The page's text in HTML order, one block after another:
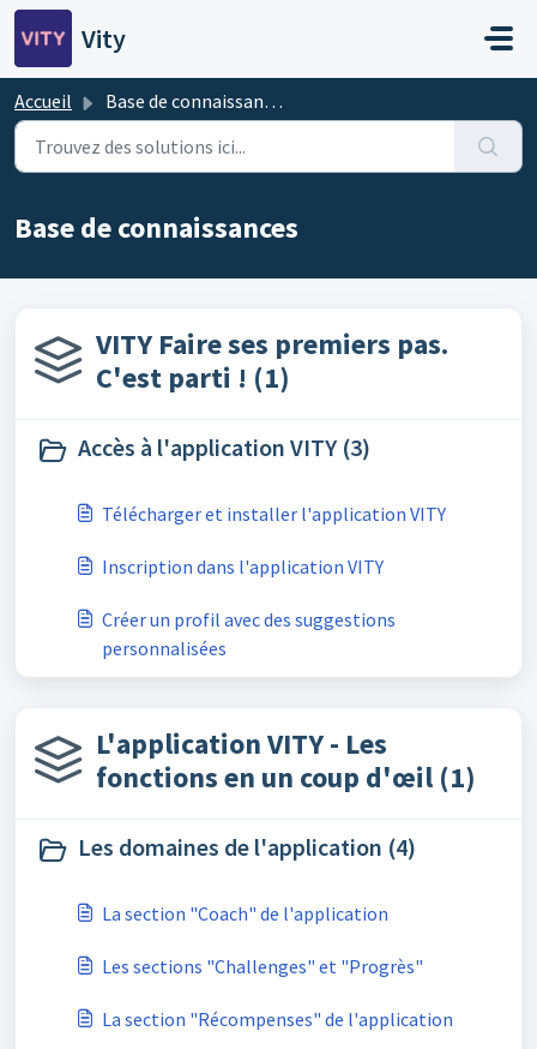
Passer au contenu principal
Vity
Accueil Base de connaissances
Base de connaissances
VITY Faire ses premiers pas.
C'est parti ! (1)
Accès à l'application VITY (3)
Télécharger et installer l'application VITY
​Inscription dans l'application VITY
Créer un profil avec des suggestions
personnalisées
L'application VITY - Les
fonctions en un coup d'œil (1)
Les domaines de l'application (4)
La section "Coach" de l'application
Les sections "Challenges" et "Progrès"
La section "Récompenses" de l'application